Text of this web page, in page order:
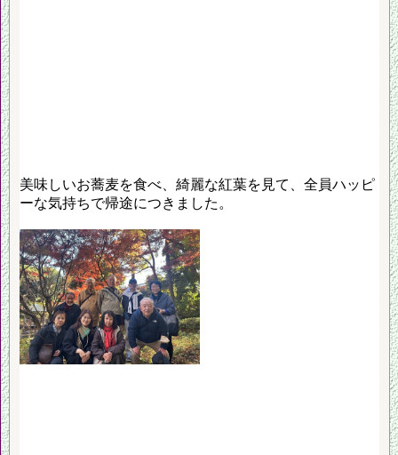
美味しいお蕎麦を食べ、綺麗な紅葉を見て、全員ハッピ
ーな気持ちで帰途につきました。